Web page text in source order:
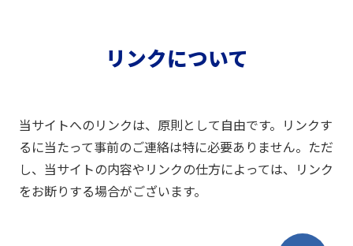
リンクについて
当サイトへのリンクは、原則として自由です。リンクす
るに当たって事前のご連絡は特に必要ありません。ただ
し、当サイトの内容やリンクの仕方によっては、リンク
をお断りする場合がございます。